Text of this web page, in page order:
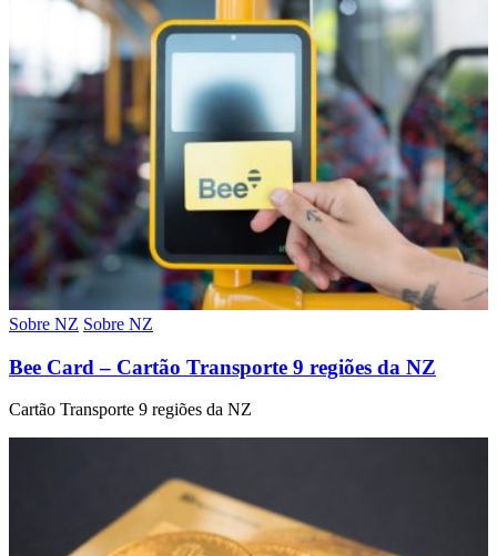
Sobre NZ Sobre NZ
Bee Card – Cartão Transporte 9 regiões da NZ
Cartão Transporte 9 regiões da NZ